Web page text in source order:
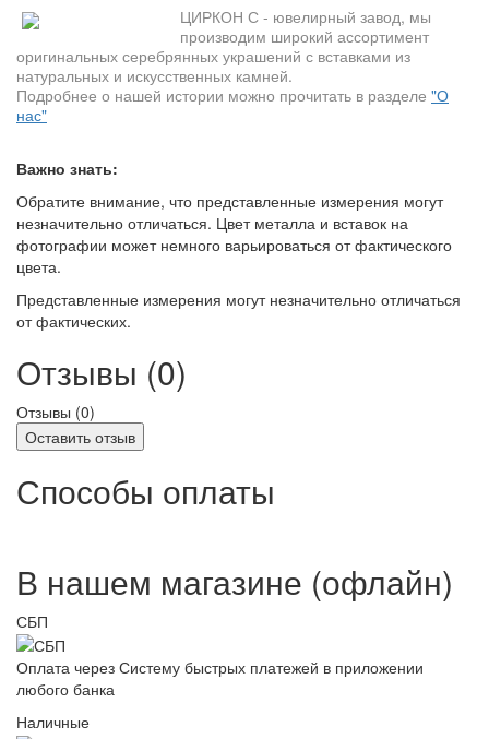
ЦИРКОН С - ювелирный завод, мы
производим широкий ассортимент
оригинальных серебрянных украшений с вставками из
натуральных и искусственных камней.
Подробнее о нашей истории можно прочитать в разделе "О
нас"
Важно знать:
Обратите внимание, что представленные измерения могут
незначительно отличаться. Цвет металла и вставок на
фотографии может немного варьироваться от фактического
цвета.
Представленные измерения могут незначительно отличаться
от фактических.
Отзывы (0)
Отзывы (0)
Оставить отзыв
Способы оплаты
В нашем магазине (офлайн)
СБП
Оплата через Систему быстрых платежей в приложении
любого банка
Наличные